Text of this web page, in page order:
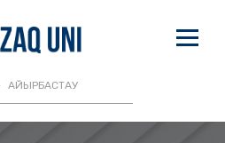
АЙЫРБАСТАУ